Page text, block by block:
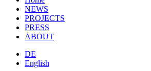
NEWS
PROJECTS
PRESS
ABOUT
DE
English